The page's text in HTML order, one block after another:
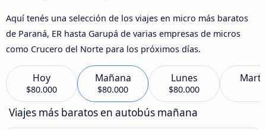
Aquí tenés una selección de los viajes en micro más baratos
de Paraná, ER hasta Garupá de varias empresas de micros
como Crucero del Norte para los próximos días.
Hoy
$80.000
Mañana
$80.000
Lunes
$80.000
Viajes más baratos en autobús mañana